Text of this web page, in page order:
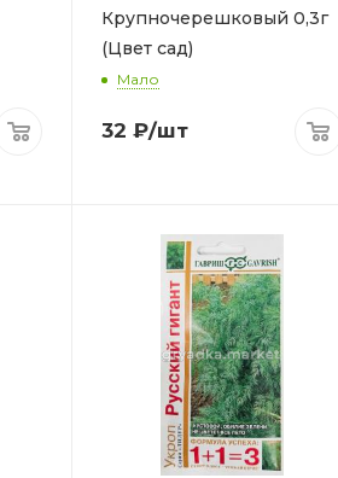
Крупночерешковый 0,3г
(Цвет сад)
Мало
32 ₽/шт